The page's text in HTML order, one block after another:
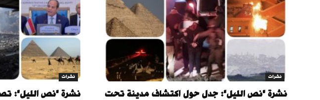
نشرات
نشرة "نص الليل": جدل حول اكتشاف مدينة تحت
نشرات
نشرة "نص الليل":